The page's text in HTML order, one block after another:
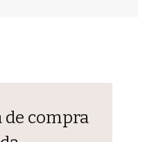
compra